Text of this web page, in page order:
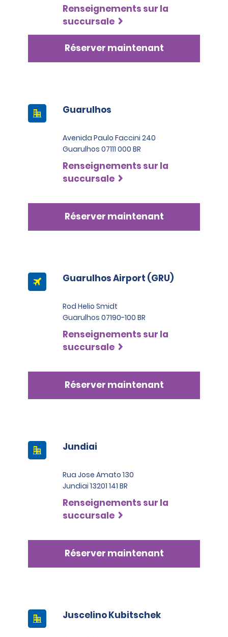
Renseignements sur la
succursale
Réserver maintenant
Guarulhos
Avenida Paulo Faccini 240
Guarulhos 07111 000 BR
Renseignements sur la
succursale
Réserver maintenant
Guarulhos Airport (GRU)
Rod Helio Smidt
Guarulhos 07190-100 BR
Renseignements sur la
succursale
Réserver maintenant
Jundiai
Rua Jose Amato 130
Jundiai 13201 141 BR
Renseignements sur la
succursale
Réserver maintenant
Juscelino Kubitschek